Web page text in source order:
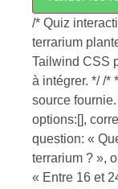
/* Quiz
terrarium
Tailwind CSS
à intégrer. */ /*
source
options:[],
question: «
terrarium ? »,
« Entre 16 et